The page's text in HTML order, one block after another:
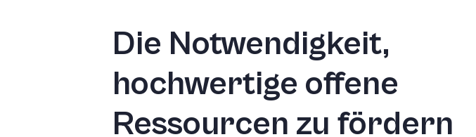
Die Notwendigkeit,
hochwertige offene
Ressourcen zu fördern